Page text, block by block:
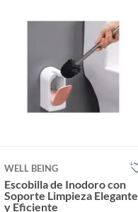
WELL BEING
Escobilla de Inodoro con
Soporte Limpieza Elegante
y Eficiente